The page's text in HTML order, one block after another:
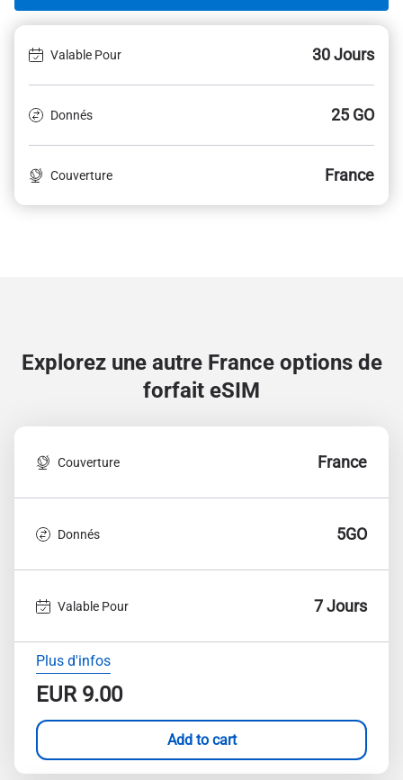
Valable Pour 30 Jours
Donnés 25 GO
Couverture France
Explorez une autre France options de
forfait eSIM
Couverture France
Donnés 5GO
Valable Pour 7 Jours
Plus d'infos
EUR9.00
Add to cart